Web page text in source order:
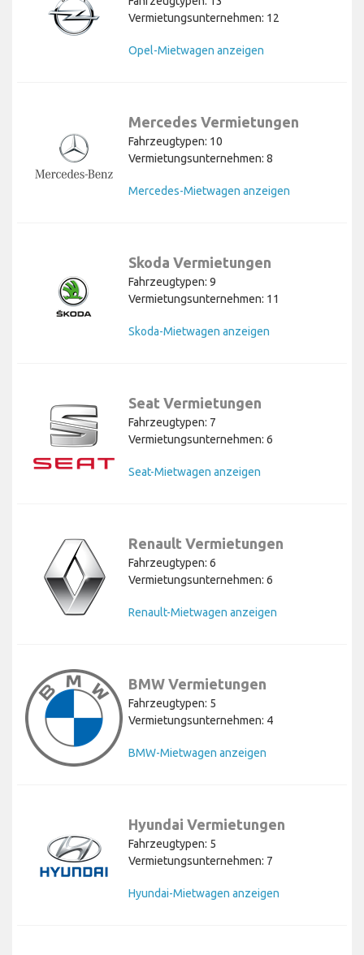
Vermietungsunternehmen: 12
Opel-Mietwagen anzeigen
Mercedes Vermietungen
Fahrzeugtypen: 10
Vermietungsunternehmen: 8
Mercedes-Mietwagen anzeigen
Skoda Vermietungen
Fahrzeugtypen: 9
Vermietungsunternehmen: 11
Skoda-Mietwagen anzeigen
Seat Vermietungen
Fahrzeugtypen: 7
Vermietungsunternehmen: 6
Seat-Mietwagen anzeigen
Renault Vermietungen
Fahrzeugtypen: 6
Vermietungsunternehmen: 6
Renault-Mietwagen anzeigen
BMW Vermietungen
Fahrzeugtypen: 5
Vermietungsunternehmen: 4
BMW-Mietwagen anzeigen
Hyundai Vermietungen
Fahrzeugtypen: 5
Vermietungsunternehmen: 7
Hyundai-Mietwagen anzeigen